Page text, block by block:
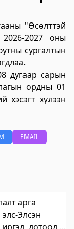
цахим
"Өсөлттэй
2027 оны
сургалтын
дугаар сарын
ордны 01
хэсэгт хүлээн
EMAIL
арга
Элсэн